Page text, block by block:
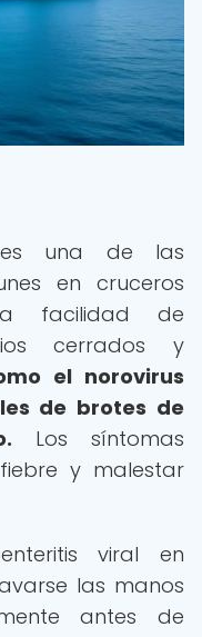
es una de las
en cruceros
facilidad de
cerrados y
el norovirus
de brotes de
Los síntomas
y malestar
viral en
las manos
antes de